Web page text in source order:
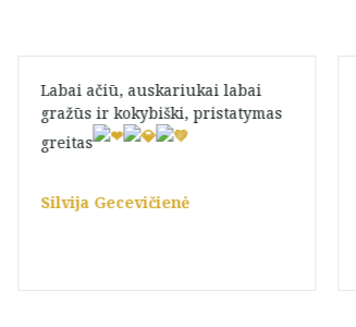
Labai ačiū, auskariukai labai
gražūs ir kokybiški, pristatymas
greitas
Silvija Gecevičienė